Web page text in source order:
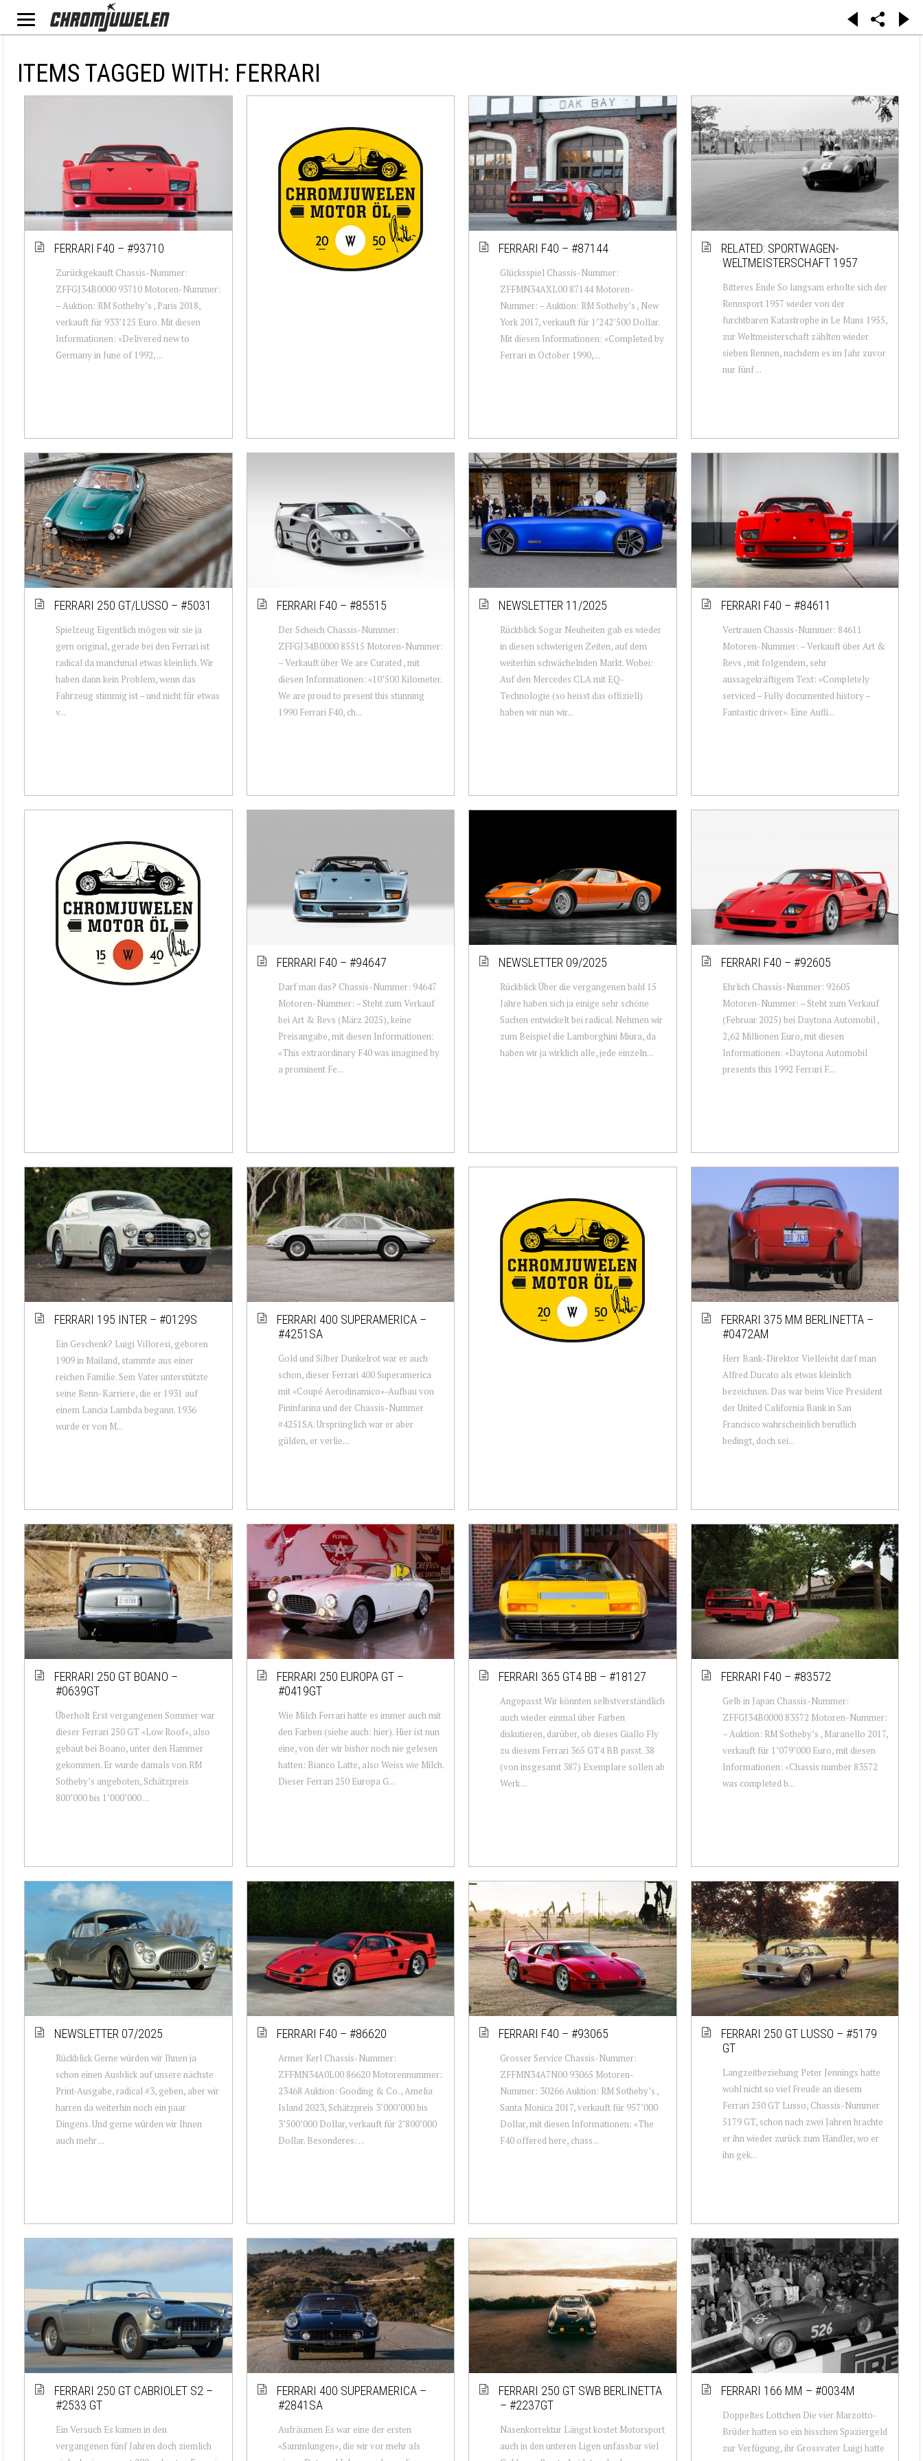
ITEMS TAGGED WITH: FERRARI
FERRARI F40 – #93710
Zurückgekauft Chassis-Nummer:
ZFFGJ34B0000 93710 Motoren-Nummer:
– Auktion: RM Sotheby’s , Paris 2018,
verkauft für 933’125 Euro. Mit diesen
Informationen: «Delivered new to
Germany in June of 1992, ...
FERRARI F40 – #87144
Glücksspiel Chassis-Nummer:
ZFFMN34AXL00 87144 Motoren-
Nummer: – Auktion: RM Sotheby’s , New
York 2017, verkauft für 1’242’500 Dollar.
Mit diesen Informationen: «Completed by
Ferrari in October 1990,...
RELATED: SPORTWAGEN-
WELTMEISTERSCHAFT 1957
Bitteres Ende So langsam erholte sich der
Rennsport 1957 wieder von der
furchtbaren Katastrophe in Le Mans 1955,
zur Weltmeisterschaft zählten wieder
sieben Rennen, nachdem es im Jahr zuvor
nur fünf ...
FERRARI 250 GT/LUSSO – #5031
Spielzeug Eigentlich mögen wir sie ja
gern original, gerade bei den Ferrari ist
radical da manchmal etwas kleinlich. Wir
haben dann kein Problem, wenn das
Fahrzeug stimmig ist – und nicht für etwas
v...
FERRARI F40 – #85515
Der Scheich Chassis-Nummer:
ZFFGJ34B0000 85515 Motoren-Nummer:
– Verkauft über We are Curated , mit
diesen Informationen: «10’500 Kilometer.
We are proud to present this stunning
1990 Ferrari F40, ch...
NEWSLETTER 11/2025
Rückblick Sogar Neuheiten gab es wieder
in diesen schwierigen Zeiten, auf dem
weiterhin schwächelnden Markt. Wobei:
Auf den Mercedes CLA mit EQ-
Technologie (so heisst das offiziell)
haben wir nun wir...
FERRARI F40 – #84611
Vertrauen Chassis-Nummer: 84611
Motoren-Nummer: – Verkauft über Art &
Revs , mit folgendem, sehr
aussagekräftigem Text: «Completely
serviced – Fully documented history –
Fantastic driver». Eine Aufli...
FERRARI F40 – #94647
Darf man das? Chassis-Nummer: 94647
Motoren-Nummer: – Steht zum Verkauf
bei Art & Revs (März 2025), keine
Preisangabe, mit diesen Informationen:
«This extraordinary F40 was imagined by
a prominent Fe...
NEWSLETTER 09/2025
Rückblick Über die vergangenen bald 15
Jahre haben sich ja einige sehr schöne
Sachen entwickelt bei radical. Nehmen wir
zum Beispiel die Lamborghini Miura, da
haben wir ja wirklich alle, jede einzeln...
FERRARI F40 – #92605
Ehrlich Chassis-Nummer: 92605
Motoren-Nummer: – Steht zum Verkauf
(Februar 2025) bei Daytona Automobil ,
2,62 Millionen Euro, mit diesen
Informationen: «Daytona Automobil
presents this 1992 Ferrari F...
FERRARI 195 INTER – #0129S
Ein Geschenk? Luigi Villoresi, geboren
1909 in Mailand, stammte aus einer
reichen Familie. Sein Vater unterstützte
seine Renn-Karriere, die er 1931 auf
einem Lancia Lambda begann. 1936
wurde er von M...
FERRARI 400 SUPERAMERICA –
#4251SA
Gold und Silber Dunkelrot war er auch
schon, dieser Ferrari 400 Superamerica
mit «Coupé Aerodinamico»-Aufbau von
Pininfarina und der Chassis-Nummer
#4251SA. Ursprünglich war er aber
gülden, er verlie...
FERRARI 375 MM BERLINETTA –
#0472AM
Herr Bank-Direktor Vielleicht darf man
Alfred Ducato als etwas kleinlich
bezeichnen. Das war beim Vice President
der United California Bank in San
Francisco wahrscheinlich beruflich
bedingt, doch sei...
FERRARI 250 GT BOANO –
#0639GT
Überholt Erst vergangenen Sommer war
dieser Ferrari 250 GT «Low Roof», also
gebaut bei Boano, unter den Hammer
gekommen. Er wurde damals von RM
Sotheby’s angeboten, Schätzpreis
800’000 bis 1’000’000 ...
FERRARI 250 EUROPA GT –
#0419GT
Wie Milch Ferrari hatte es immer auch mit
den Farben (siehe auch: hier). Hier ist nun
eine, von der wir bisher noch nie gelesen
hatten: Bianco Latte, also Weiss wie Milch.
Dieser Ferrari 250 Europa G...
FERRARI 365 GT4 BB – #18127
Angepasst Wir könnten selbstverständlich
auch wieder einmal über Farben
diskutieren, darüber, ob dieses Giallo Fly
zu diesem Ferrari 365 GT4 BB passt. 38
(von insgesamt 387) Exemplare sollen ab
Werk ...
FERRARI F40 – #83572
Gelb in Japan Chassis-Nummer:
ZFFGJ34B0000 83572 Motoren-Nummer:
– Auktion: RM Sotheby’s , Maranello 2017,
verkauft für 1’079’000 Euro, mit diesen
Informationen: «Chassis number 83572
was completed b...
NEWSLETTER 07/2025
Rückblick Gerne würden wir Ihnen ja
schon einen Ausblick auf unsere nächste
Print-Ausgabe, radical #3, geben, aber wir
harren da weiterhin noch ein paar
Dingens. Und gerne würden wir Ihnen
auch mehr ...
FERRARI F40 – #86620
Armer Kerl Chassis-Nummer:
ZFFMN34A0L00 86620 Motorennummer:
23468 Auktion: Gooding & Co. , Amelia
Island 2023, Schätzpreis 3’000’000 bis
3’500’000 Dollar, verkauft für 2’800’000
Dollar. Besonderes: ...
FERRARI F40 – #93065
Grosser Service Chassis-Nummer:
ZFFMN34A7N00 93065 Motoren-
Nummer: 30266 Auktion: RM Sotheby’s ,
Santa Monica 2017, verkauft für 957’000
Dollar, mit diesen Informationen: «The
F40 offered here, chass...
FERRARI 250 GT LUSSO – #5179
GT
Langzeitbeziehung Peter Jennings hatte
wohl nicht so viel Freude an diesem
Ferrari 250 GT Lusso, Chassis-Nummer
5179 GT, schon nach zwei Jahren brachte
er ihn wieder zurück zum Händler, wo er
ihn gek...
FERRARI 250 GT CABRIOLET S2 –
#2533 GT
Ein Versuch Es kamen in den
vergangenen fünf Jahren doch ziemlich
FERRARI 400 SUPERAMERICA –
#2841SA
Aufräumen Es war eine der ersten
«Sammlungen», die wir vor mehr als
FERRARI 250 GT SWB BERLINETTA
– #2237GT
Nasenkorrektur Längst kostet Motorsport
auch in den unteren Ligen unfassbar viel
FERRARI 166 MM – #0034M
Doppeltes Lottchen Die vier Marzotto-
Brüder hatten so ein bisschen Spaziergeld
zur Verfügung, ihr Grossvater Luigi hatte